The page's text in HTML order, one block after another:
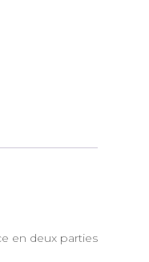
en deux parties